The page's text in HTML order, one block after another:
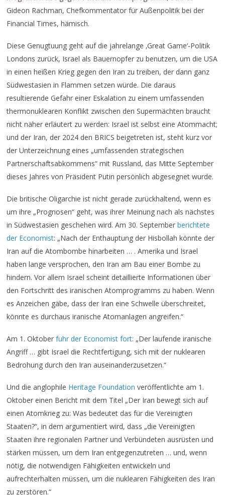
Gideon Rachman, Chefkommentator für Außenpolitik bei der
Financial Times, hämisch.
Diese Genugtuung geht auf die jahrelange ‚Great Game‘-Politik
Londons zurück, Israel als Bauernopfer zu benutzen, um die USA
in einen heißen Krieg gegen den Iran zu treiben, der dann ganz
Südwestasien in Flammen setzen würde. Die daraus
resultierende Gefahr einer Eskalation zu einem umfassenden
thermonuklearen Konflikt zwischen den Supermächten braucht
nicht näher erläutert zu werden: Israel ist selbst eine Atommacht;
und der Iran, der 2024 den BRICS beigetreten ist, steht kurz vor
der Unterzeichnung eines „umfassenden strategischen
Partnerschaftsabkommens“ mit Russland, das Mitte September
dieses Jahres von Präsident Putin persönlich abgesegnet wurde.
Die britische Oligarchie ist nicht gerade zurückhaltend, wenn es
um ihre „Prognosen“ geht, was ihrer Meinung nach als nächstes
in Südwestasien geschehen wird. Am 30. Septemberberichtete
der Economist: „Nach der Enthauptung der Hisbollah könnte der
Iran auf die Atombombe hinarbeiten … . Amerika und Israel
haben lange versprochen, den Iran am Bau einer Bombe zu
hindern. Vor allem Israel scheint detaillierte Informationen über
den Fortschritt des iranischen Atomprogramms zu haben. Wenn
es Anzeichen gäbe, dass der Iran eine Schwelle überschreitet,
könnte es durchaus iranische Atomanlagen angreifen.“
Am 1. Oktoberfuhr der Economist fort: „Der laufende iranische
Angriff … gibt Israel die Rechtfertigung, sich mit der nuklearen
Bedrohung durch den Iran auseinanderzusetzen.“
Und die anglophile Heritage Foundation veröffentlichte am 1.
Oktober einen Bericht mit dem Titel „Der Iran bewegt sich auf
einen Atomkrieg zu: Was bedeutet das für die Vereinigten
Staaten?“, in dem argumentiert wird, dass „die Vereinigten
Staaten ihre regionalen Partner und Verbündeten ausrüsten und
stärken müssen, um dem Iran entgegenzutreten … und, wenn
nötig, die notwendigen Fähigkeiten entwickeln und
aufrechterhalten müssen, um die nuklearen Fähigkeiten des Iran
zu zerstören.“